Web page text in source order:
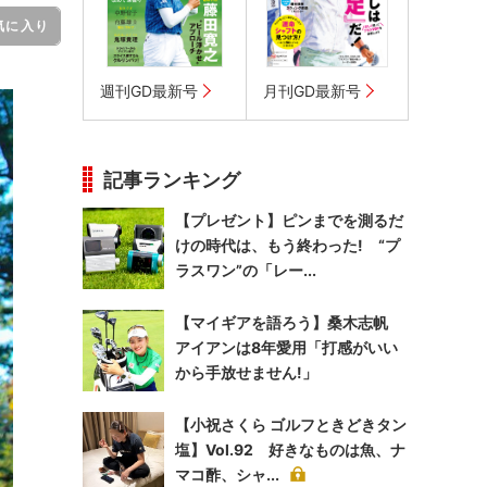
に入り
週刊GD最新号 月刊GD最新号
記事ランキング
【プレゼント】ピンまでを測るだ
けの時代は、もう終わった! “プ
ラスワン”の「レー...
【マイギアを語ろう】桑木志帆
アイアンは8年愛用「打感がいい
から手放せません!」
【小祝さくら ゴルフときどきタン
塩】Vol.92 好きなものは魚、ナ
マコ酢、シャ...